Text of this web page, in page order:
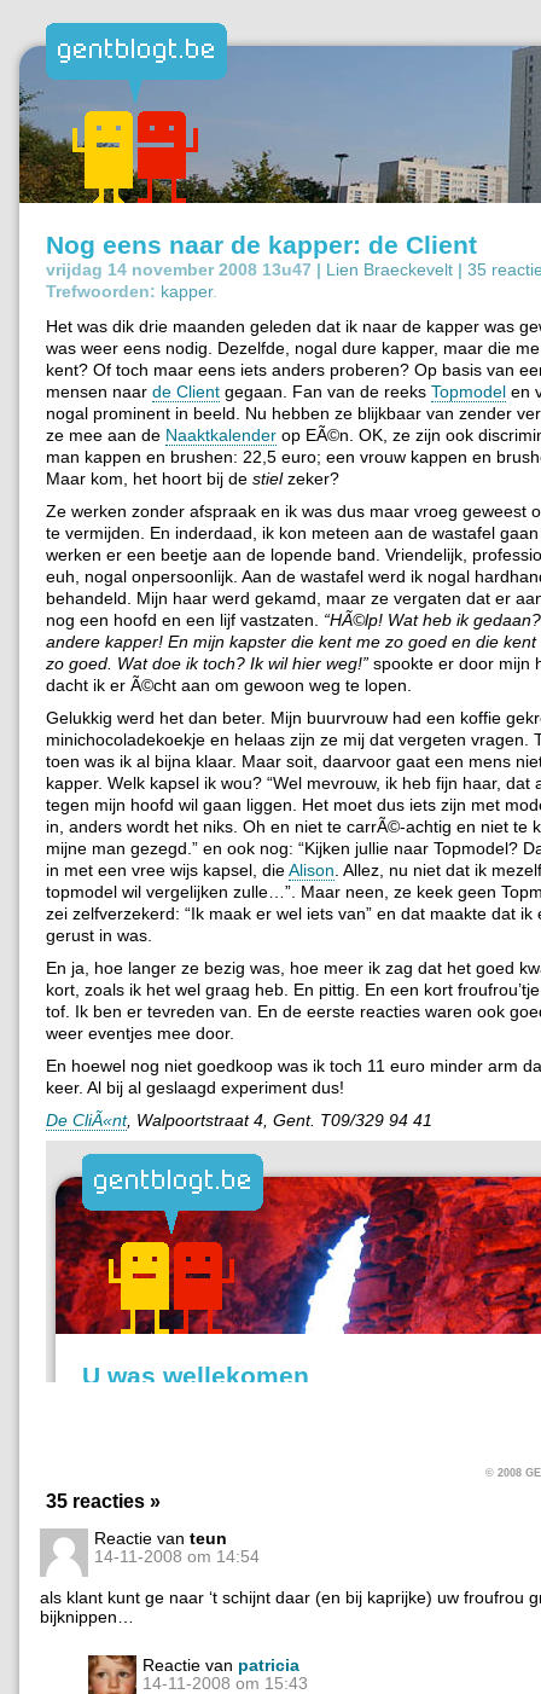
Nog eens naar de kapper: de Client
vrijdag 14 november 2008 13u47 | Lien Braeckevelt | 35
Trefwoorden: kapper.
Het was dik drie maanden geleden dat ik naar de kapper was
was weer eens nodig. Dezelfde, nogal dure kapper, maar die
kent? Of toch maar eens iets anders proberen? Op basis van
mensen naar de Client gegaan. Fan van de reeks Topmodel en
nogal prominent in beeld. Nu hebben ze blijkbaar van zender
ze mee aan de Naaktkalender op EÃ©n. OK, ze zijn ook
man kappen en brushen: 22,5 euro; een vrouw kappen en
Maar kom, het hoort bij de stielzeker?
Ze werken zonder afspraak en ik was dus maar vroeg geweest
te vermijden. En inderdaad, ik kon meteen aan de wastafel
werken er een beetje aan de lopende band. Vriendelijk,
euh, nogal onpersoonlijk. Aan de wastafel werd ik nogal
behandeld. Mijn haar werd gekamd, maar ze vergaten dat er
nog een hoofd en een lijf vastzaten. “HÃ©lp! Wat heb ik
andere kapper! En mijn kapster die kent me zo goed en die
zo goed. Wat doe ik toch? Ik wil hier weg!” spookte er door mijn
dacht ik er Ã©cht aan om gewoon weg te lopen.
Gelukkig werd het dan beter. Mijn buurvrouw had een koffie
minichocoladekoekje en helaas zijn ze mij dat vergeten vragen.
toen was ik al bijna klaar. Maar soit, daarvoor gaat een mens
kapper. Welk kapsel ik wou? “Wel mevrouw, ik heb fijn haar, dat
tegen mijn hoofd wil gaan liggen. Het moet dus iets zijn met
in, anders wordt het niks. Oh en niet te carrÃ©-achtig en niet te
mijne man gezegd.” en ook nog: “Kijken jullie naar Topmodel?
in met een vree wijs kapsel, dieAlison . Allez, nu niet dat ik
topmodel wil vergelijken zulle…”. Maar neen, ze keek geen
zei zelfverzekerd: “Ik maak er wel iets van” en dat maakte dat ik
gerust in was.
En ja, hoe langer ze bezig was, hoe meer ik zag dat het goed
kort, zoals ik het wel graag heb. En pittig. En een kort
tof. Ik ben er tevreden van. En de eerste reacties waren ook
weer eventjes mee door.
En hoewel nog niet goedkoop was ik toch 11 euro minder arm
keer. Al bij al geslaagd experiment dus!
De CliÃ«nt, Walpoortstraat 4, Gent. T09/329 94 41
© 2008
35 reacties »
Reactie van teun
14-11-2008 om 14:54
als klant kunt ge naar ‘t schijnt daar (en bij kaprijke) uw froufrou
bijknippen…
Reactie van patricia
14-11-2008 om 15:43